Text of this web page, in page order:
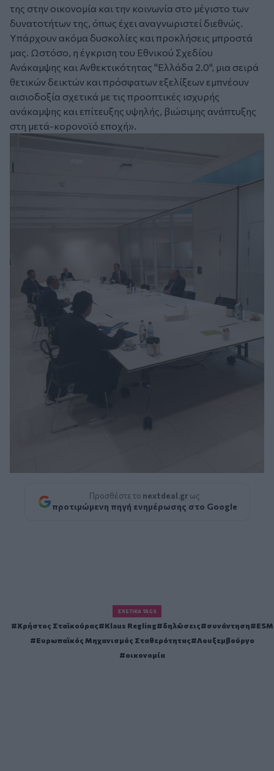
της στην οικονομία και την κοινωνία στο μέγιστο των
δυνατοτήτων της, όπως έχει αναγνωριστεί διεθνώς.
Υπάρχουν ακόμα δυσκολίες και προκλήσεις μπροστά
μας. Ωστόσο, η έγκριση του Εθνικού Σχεδίου
Ανάκαμψης και Ανθεκτικότητας "Ελλάδα 2.0", μια σειρά
θετικών δεικτών και πρόσφατων εξελίξεων εμπνέουν
αισιοδοξία σχετικά με τις προοπτικές ισχυρής
ανάκαμψης και επίτευξης υψηλής, βιώσιμης ανάπτυξης
στη μετά-κορονοϊό εποχή».
Προσθέστε το nextdeal.gr ως
προτιμώμενη πηγή ενημέρωσης στο Google
ΣΧΕΤΙΚΆ TAGS
Χρήστος Σταϊκούρας Klaus Regling δηλώσεις συνάντηση
ESM
Ευρωπαϊκός Μηχανισμός Σταθερότητας
Λουξεμβούργο
οικονομία